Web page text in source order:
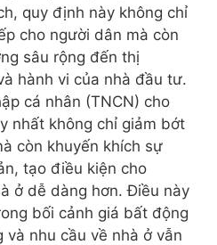
quy định này không chỉ
cho người dân mà còn
sâu rộng đến thị
hành vi của nhà đầu tư.
cá nhân (TNCN) cho
nhất không chỉ giảm bớt
còn khuyến khích sự
tạo điều kiện cho
ở dễ dàng hơn. Điều này
bối cảnh giá bất động
nhu cầu về nhà ở vẫn